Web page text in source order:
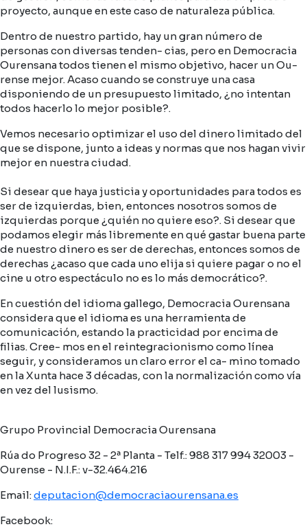
proyecto, aunque en este caso de naturaleza pública.
Dentro de nuestro partido, hay un gran número de
personas con diversas tenden- cias, pero en Democracia
Ourensana todos tienen el mismo objetivo, hacer un Ou-
rense mejor. Acaso cuando se construye una casa
disponiendo de un presupuesto limitado, ¿no intentan
todos hacerlo lo mejor posible?.
Vemos necesario optimizar el uso del dinero limitado del
que se dispone, junto a ideas y normas que nos hagan vivir
mejor en nuestra ciudad.
Si desear que haya justicia y oportunidades para todos es
ser de izquierdas, bien, entonces nosotros somos de
izquierdas porque ¿quién no quiere eso?. Si desear que
podamos elegir más libremente en qué gastar buena parte
de nuestro dinero es ser de derechas, entonces somos de
derechas ¿acaso que cada uno elija si quiere pagar o no el
cine u otro espectáculo no es lo más democrático?.
En cuestión del idioma gallego, Democracia Ourensana
considera que el idioma es una herramienta de
comunicación, estando la practicidad por encima de
filias. Cree- mos en el reintegracionismo como línea
seguir, y consideramos un claro error el ca- mino tomado
en la Xunta hace 3 décadas, con la normalización como vía
en vez del lusismo.
Grupo Provincial Democracia Ourensana
Rúa do Progreso 32 - 2ª Planta - Telf.: 988 317 994 32003 -
Ourense - N.I.F.: v-32.464.216
Email:deputacion@democraciaourensana.es
Facebook: